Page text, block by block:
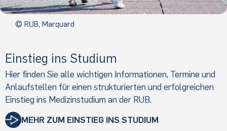
© RUB, Marquard
Einstieg ins Studium
Hier finden Sie alle wichtigen Informationen, Termine und
Anlaufstellen für einen strukturierten und erfolgreichen
Einstieg ins Medizinstudium an der RUB.
MEHR ZUM EINSTIEG INS STUDIUM